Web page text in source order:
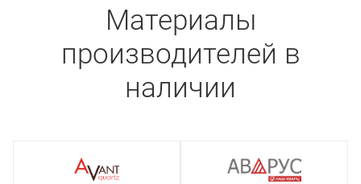
Материалы
производителей в
наличии